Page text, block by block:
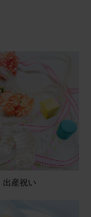
お花だけでなく
と好評でした。
バルーン付き
出産祝い